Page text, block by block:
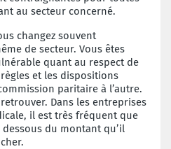
au secteur concerné.
changez souvent
de secteur. Vous êtes
quant au respect de
et les dispositions
paritaire à l’autre.
Dans les entreprises
il est très fréquent que
du montant qu’il